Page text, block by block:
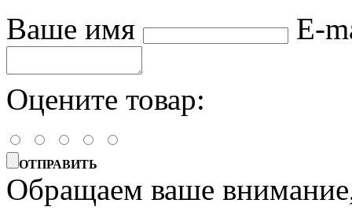
Ваше имя E-
Оцените товар:
ОТПРАВИТЬ
Обращаем ваше